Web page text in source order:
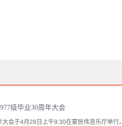
级毕业30周年大会
会于4月28日上午9:30在蒙民伟音乐厅举行。